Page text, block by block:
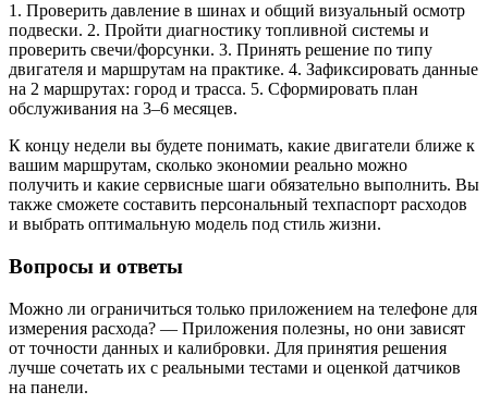
1. Проверить давление в шинах и общий визуальный осмотр
подвески. 2. Пройти диагностику топливной системы и
проверить свечи/форсунки. 3. Принять решение по типу
двигателя и маршрутам на практике. 4. Зафиксировать данные
на 2 маршрутах: город и трасса. 5. Сформировать план
обслуживания на 3–6 месяцев.
К концу недели вы будете понимать, какие двигатели ближе к
вашим маршрутам, сколько экономии реально можно
получить и какие сервисные шаги обязательно выполнить. Вы
также сможете составить персональный техпаспорт расходов
и выбрать оптимальную модель под стиль жизни.
Вопросы и ответы
Можно ли ограничиться только приложением на телефоне для
измерения расхода? — Приложения полезны, но они зависят
от точности данных и калибровки. Для принятия решения
лучше сочетать их с реальными тестами и оценкой датчиков
на панели.